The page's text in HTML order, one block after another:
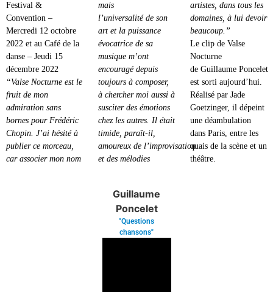
Festival &
Convention –
Mercredi 12 octobre
2022 et au Café de la
danse – Jeudi 15
décembre 2022
“Valse Nocturne est le
fruit de mon
admiration sans
bornes pour Frédéric
Chopin. J’ai hésité à
publier ce morceau,
car associer mon nom
mais
l’universalité de son
art et la puissance
évocatrice de sa
musique m’ont
encouragé depuis
toujours à composer,
à chercher moi aussi à
susciter des émotions
chez les autres. Il était
timide, paraît-il,
amoureux de l’improvisation
et des mélodies
artistes, dans tous les
domaines, à lui devoir
beaucoup.”
Le clip de Valse
Nocturne
de Guillaume Poncelet
est sorti aujourd’hui.
Réalisé par Jade
Goetzinger, il dépeint
une déambulation
dans Paris, entre les
quais de la scène et un
théâtre.
Guillaume
Poncelet
"Questions
chansons"